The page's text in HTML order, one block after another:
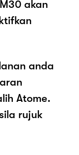
akan
anda
Atome.
rujuk